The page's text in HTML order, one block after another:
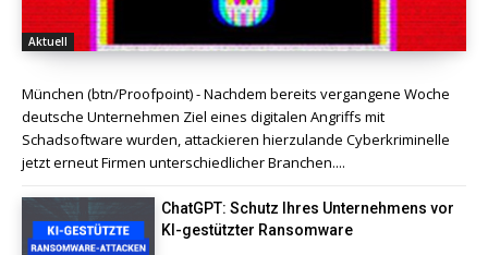
Aktuell
München (btn/Proofpoint) - Nachdem bereits vergangene Woche
deutsche Unternehmen Ziel eines digitalen Angriffs mit
Schadsoftware wurden, attackieren hierzulande Cyberkriminelle
jetzt erneut Firmen unterschiedlicher Branchen....
ChatGPT: Schutz Ihres Unternehmens vor
KI-gestützter Ransomware